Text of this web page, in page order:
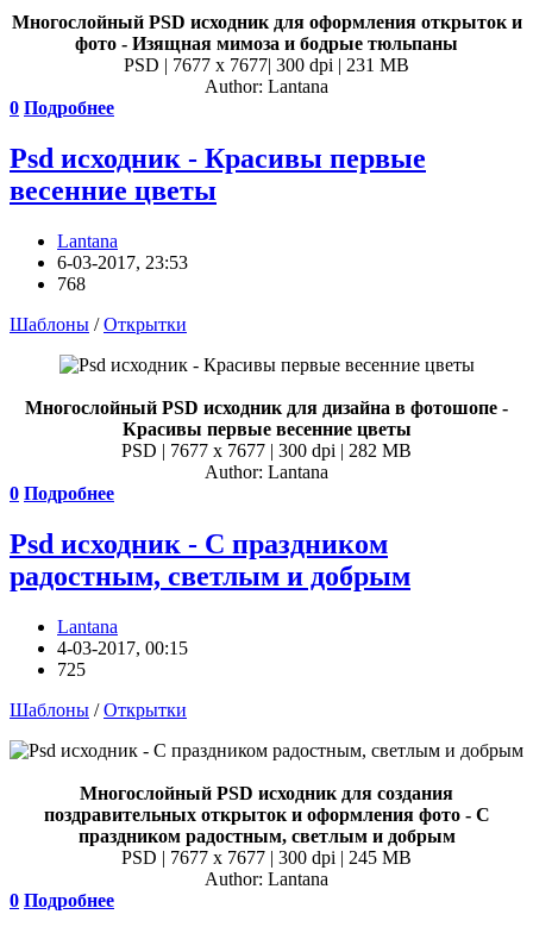
Многослойный PSD исходник для оформления открыток и
фото - Изящная мимоза и бодрые тюльпаны
PSD | 7677 x 7677| 300 dpi | 231 MB
Author: Lantana
0 Подробнее
Psd исходник - Красивы первые
весенние цветы
Lantana
6-03-2017, 23:53
768
Шаблоны /Открытки
Многослойный PSD исходник для дизайна в фотошопе -
Красивы первые весенние цветы
PSD | 7677 x 7677 | 300 dpi | 282 MB
Author: Lantana
0 Подробнее
Psd исходник - С праздником
радостным, светлым и добрым
Lantana
4-03-2017, 00:15
725
Шаблоны /Открытки
Многослойный PSD исходник для создания
поздравительных открыток и оформления фото - С
праздником радостным, светлым и добрым
PSD | 7677 x 7677 | 300 dpi | 245 MB
Author: Lantana
0 Подробнее